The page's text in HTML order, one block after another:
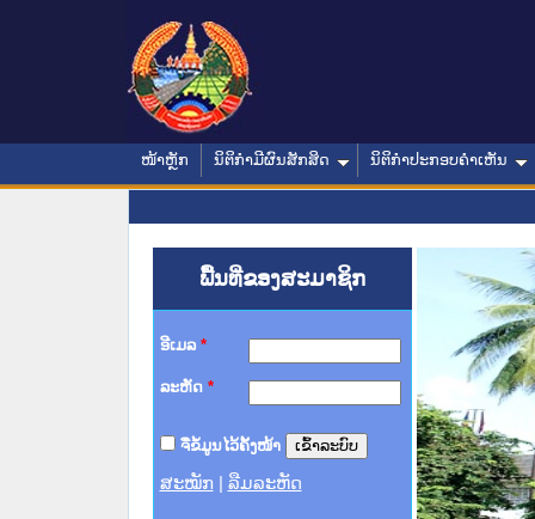
ໜ້າຫຼັກ ນິຕິກໍາມີຜົນສັກສິດ ນິຕິກໍາປະກອບຄໍາເຫັນ
ພື້ນທີ່ຂອງສະມາຊິກ
ອີເມລ *
ລະຫັດ *
ຈື່ຂໍ້ມູນໄວ້ຄັ້ງໜ້າ
ສະໝັກ ລືມລະຫັດ